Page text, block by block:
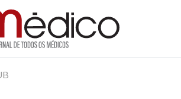
Médico
– O Jornal de Todos os Médicos. Onde